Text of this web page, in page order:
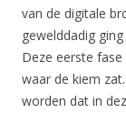
van de digitale
gewelddadig
Deze eerste
waar de kiem
worden dat in